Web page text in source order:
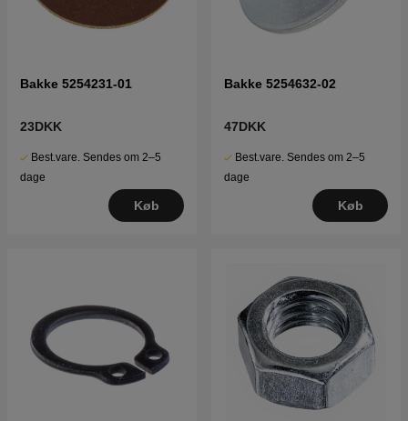
Bakke 5254231-01
23DKK
Best.vare. Sendes om 2–5
dage
Køb
Bakke 5254632-02
47DKK
Best.vare. Sendes om 2–5
dage
Køb